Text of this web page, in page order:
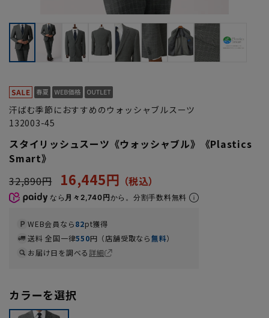
汗ばむ季節におすすめのウォッシャブルスーツ
132003-45
スタイリッシュスーツ《ウォッシャブル》《Plastics
Smart》
32,890円
16,445円
なら 月々2,740円から。分割手数料無料
WEB会員なら82pt獲得
送料 全国一律550円（店舗受取なら無料）
お届け日を調べる詳細
カラーを選択